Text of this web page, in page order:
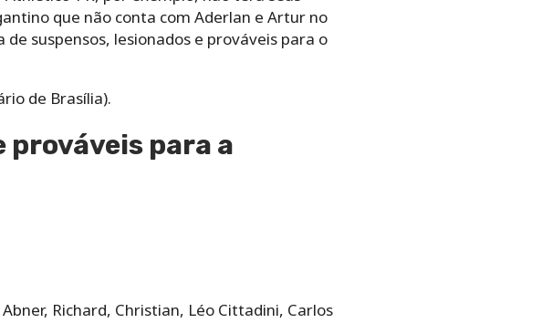
que não conta com Aderlan e Artur no
suspensos, lesionados e prováveis para o
de Brasília).
prováveis para a
Richard, Christian, Léo Cittadini, Carlos